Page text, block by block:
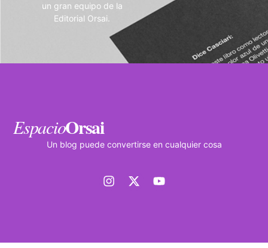
un gran equipo de la
Editorial Orsai.
EspacioOrsai
Un blog puede convertirse en cualquier cosa